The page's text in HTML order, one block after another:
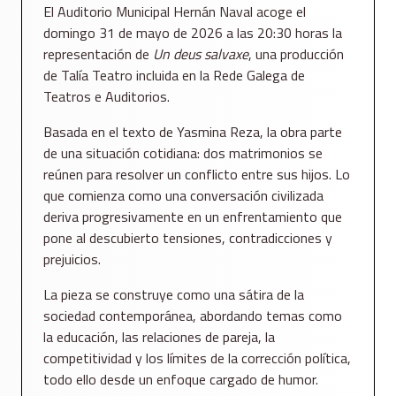
El Auditorio Municipal Hernán Naval acoge el
domingo 31 de mayo de 2026 a las 20:30 horas la
representación de Un deus salvaxe, una producción
de Talía Teatro incluida en la Rede Galega de
Teatros e Auditorios.
Basada en el texto de Yasmina Reza, la obra parte
de una situación cotidiana: dos matrimonios se
reúnen para resolver un conflicto entre sus hijos. Lo
que comienza como una conversación civilizada
deriva progresivamente en un enfrentamiento que
pone al descubierto tensiones, contradicciones y
prejuicios.
La pieza se construye como una sátira de la
sociedad contemporánea, abordando temas como
la educación, las relaciones de pareja, la
competitividad y los límites de la corrección política,
todo ello desde un enfoque cargado de humor.